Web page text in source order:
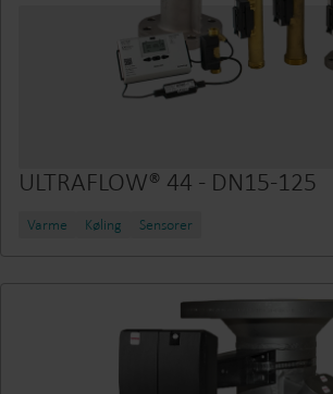
ULTRAFLOW® 44 - DN15-125
Varme Køling Sensorer